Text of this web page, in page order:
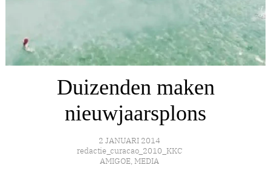
Duizenden maken
nieuwjaarsplons
2 JANUARI 2014
redactie_curacao_2010_KKC
AMIGOE, MEDIA